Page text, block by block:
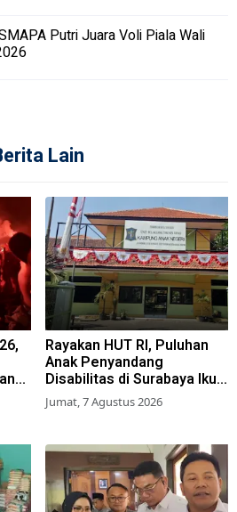
Putri Juara Voli Piala Wali
Lain
Rayakan HUT RI, Puluhan
Anak Penyandang
Disabilitas di Surabaya Ikuti
Beragam Lomba
Jumat, 7 Agustus 2026